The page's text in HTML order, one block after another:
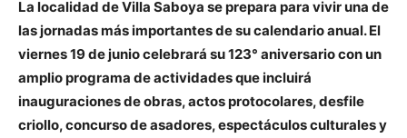
La localidad de Villa Saboya se prepara para vivir una de
las jornadas más importantes de su calendario anual. El
viernes 19 de junio celebrará su 123° aniversario con un
amplio programa de actividades que incluirá
inauguraciones de obras, actos protocolares, desfile
criollo, concurso de asadores, espectáculos culturales y